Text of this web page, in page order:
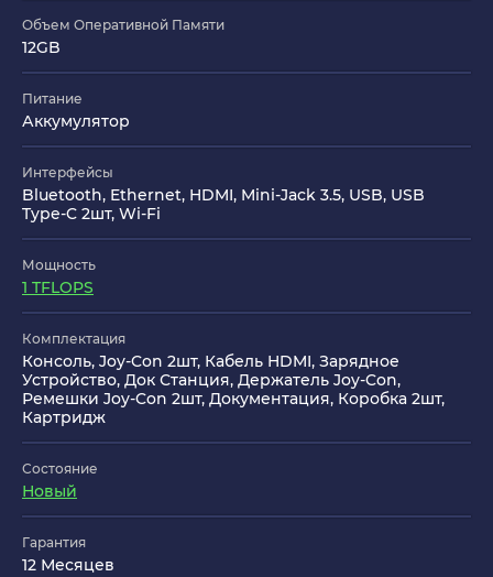
Объем Оперативной Памяти
12GB
Питание
Аккумулятор
Интерфейсы
Bluetooth, Ethernet, HDMI, Mini-Jack 3.5, USB, USB
Type-C 2шт, Wi-Fi
Мощность
1 TFLOPS
Комплектация
Консоль, Joy-Con 2шт, Кабель HDMI, Зарядное
Устройство, Док Станция, Держатель Joy-Con,
Ремешки Joy-Con 2шт, Документация, Коробка 2шт,
Картридж
Состояние
Новый
Гарантия
12 Месяцев